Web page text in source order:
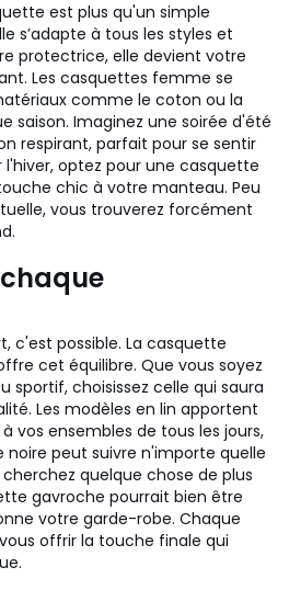
est plus qu'un simple
s’adapte à tous les styles et
protectrice, elle devient votre
Les casquettes femme se
comme le coton ou la
saison. Imaginez une soirée d'été
respirant, parfait pour se sentir
l'hiver, optez pour une casquette
chic à votre manteau. Peu
vous trouverez forcément
c'est possible. La casquette
cet équilibre. Que vous soyez
sportif, choisissez celle qui saura
Les modèles en lin apportent
vos ensembles de tous les jours,
noire peut suivre n'importe quelle
quelque chose de plus
gavroche pourrait bien être
votre garde-robe. Chaque
offrir la touche finale qui